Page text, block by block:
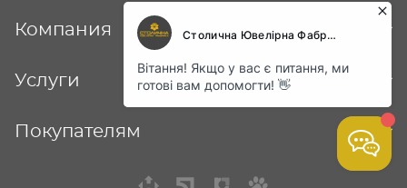
Компания
Услуги
Покупателям